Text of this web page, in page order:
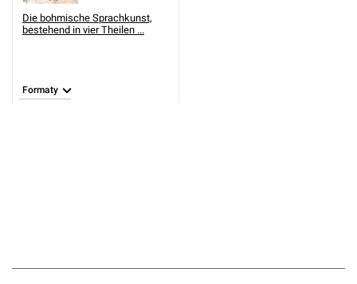
Die bohmische Sprachkunst,
bestehend in vier Theilen ...
Formaty